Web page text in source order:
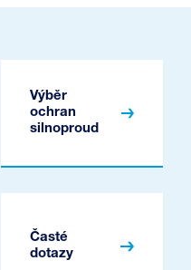
Výběr
ochran
silnoproud
Časté
dotazy